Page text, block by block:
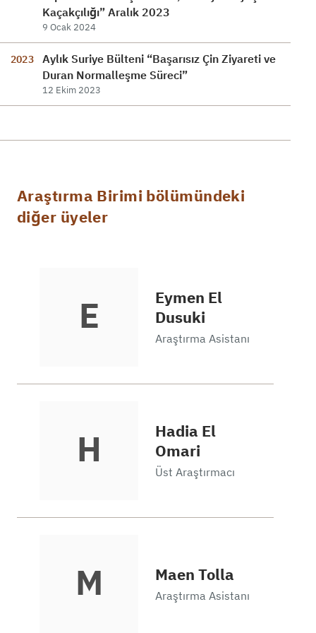
Kaçakçılığı” Aralık 2023
9 Ocak 2024
2023 Aylık Suriye Bülteni “Başarısız Çin Ziyareti ve
Duran Normalleşme Süreci”
12 Ekim 2023
Araştırma Birimi bölümündeki
diğer üyeler
E
Eymen El
Dusuki
Araştırma Asistanı
H
Hadia El
Omari
Üst Araştırmacı
M Maen Tolla
Araştırma Asistanı